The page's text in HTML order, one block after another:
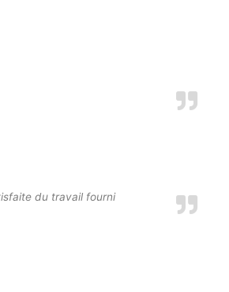
du travail fourni